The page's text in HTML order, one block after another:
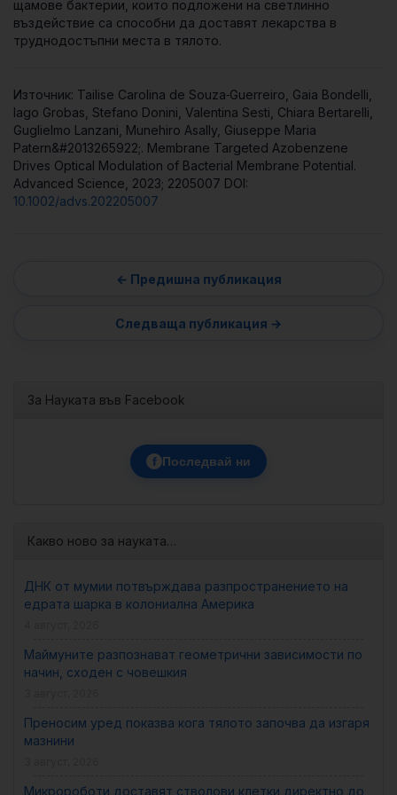
щамове бактерии, които подложени на светлинно
въздействие са способни да доставят лекарства в
труднодостъпни места в тялото.
Източник: Tailise Carolina de Souza‐Guerreiro, Gaia Bondelli,
Iago Grobas, Stefano Donini, Valentina Sesti, Chiara Bertarelli,
Guglielmo Lanzani, Munehiro Asally, Giuseppe Maria
Patern&#2013265922;. Membrane Targeted Azobenzene
Drives Optical Modulation of Bacterial Membrane Potential.
Advanced Science, 2023; 2205007 DOI:
10.1002/advs.202205007
За Науката във Facebook
f Последвай ни
Какво ново за науката…
ДНК от мумии потвърждава разпространението на
едрата шарка в колониална Америка
Маймуните разпознават геометрични зависимости по
начин, сходен с човешкия
Преносим уред показва кога тялото започва да изгаря
мазнини
Микророботи доставят стволови клетки директно до